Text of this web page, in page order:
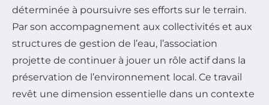
déterminée à poursuivre ses efforts sur le terrain.
Par son accompagnement aux collectivités et aux
structures de gestion de l’eau, l’association
projette de continuer à jouer un rôle actif dans la
préservation de l’environnement local. Ce travail
revêt une dimension essentielle dans un contexte